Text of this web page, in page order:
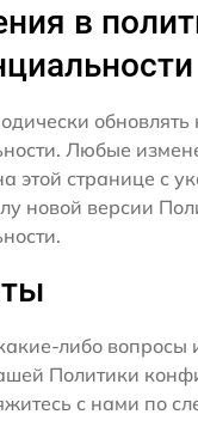
в
обновлять
Любые
этой странице с
новой версии
либо
Политики
с нами по